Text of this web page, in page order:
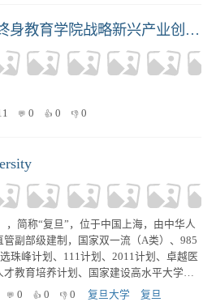
首页 | 上海交通大学终身教育学院战略新兴产业创新中心
0 0 0
，简称“复旦”，位于中国上海，由中华人
副部级建制，国家双一流（A类）、985
珠峰计划、111计划、2011计划、卓越医
教育培养计划、国家建设高水平大学公
）、中国大学校长联谊会、东亚研究型大
0 0 0 复旦大学
复旦